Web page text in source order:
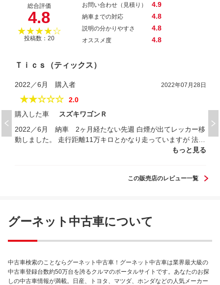
総合評価
4.8
★★★★☆
投稿数：20
お問い合わせ（見積り） 4.9
納車までの対応 4.8
説明の分かりやすさ 4.8
オススメ度 4.8
Ｔｉｃｓ（ティックス）
2022／6月 購入者 2022年07月28日
★★☆☆☆
2.0
購入した車
スズキワゴンＲ
2022／6月 納車 2ヶ月経たない先週 白煙が出てレッカー移
動しました。 走行距離11万キロとかなり走っていますが 法定
点検、車検済みでの納車 1100キロ走っただけです。 ハズレ
書には3000キロ保障とありました。 10年前は良い業者のよう
もっと見る
この販売店のレビュー一覧
グーネット中古車について
中古車検索のことならグーネット中古車！グーネット中古車は業界最大級の
中古車登録台数約50万台を誇るクルマのポータルサイトです。あなたのお探
しの中古車情報が満載。日産、トヨタ、マツダ、ホンダなどの人気メーカー